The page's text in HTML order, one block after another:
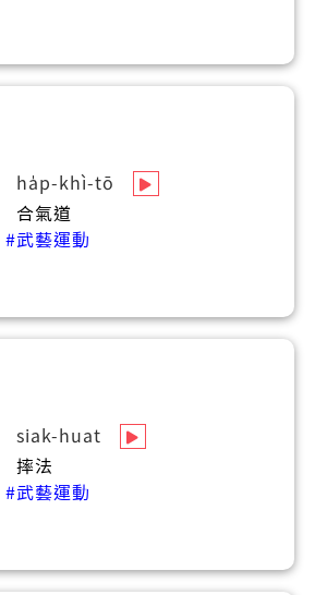
ha̍p-khì-tō
合氣道
#武藝運動
siak-huat
摔法
#武藝運動